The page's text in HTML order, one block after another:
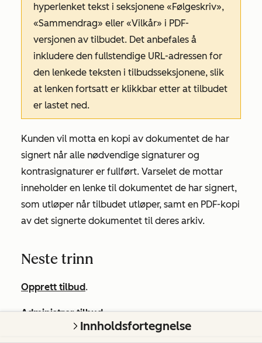
hyperlenket tekst i seksjonene «Følgeskriv»,
«Sammendrag» eller «Vilkår» i PDF-
versjonen av tilbudet. Det anbefales å
inkludere den fullstendige URL-adressen for
den lenkede teksten i tilbudsseksjonene, slik
at lenken fortsatt er klikkbar etter at tilbudet
er lastet ned.
Kunden vil motta en kopi av dokumentet de har
signert når alle nødvendige signaturer og
kontrasignaturer er fullført. Varselet de mottar
inneholder en lenke til dokumentet de har signert,
som utløper når tilbudet utløper, samt en PDF-kopi
av det signerte dokumentet til deres arkiv.
Neste trinn
Opprett tilbud.
Administrer tilbud.
Var denne artikkelen nyttig?
Innholdsfortegnelse